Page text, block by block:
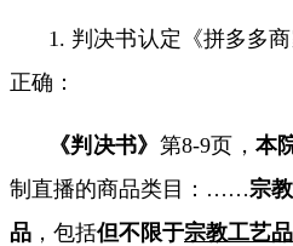
1. 判决书认定《拼多多
正确：
《判决书》 第8-9页，本
制直播的商品类目： ……宗
品 ，包括但不限于宗教工艺品